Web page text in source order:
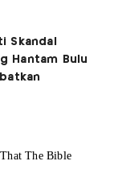
Skandal
Hantam Bulu